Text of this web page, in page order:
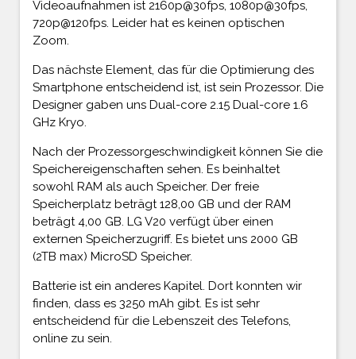
Videoaufnahmen ist 2160p@30fps, 1080p@30fps,
720p@120fps. Leider hat es keinen optischen
Zoom.
Das nächste Element, das für die Optimierung des
Smartphone entscheidend ist, ist sein Prozessor. Die
Designer gaben uns Dual-core 2.15 Dual-core 1.6
GHz Kryo.
Nach der Prozessorgeschwindigkeit können Sie die
Speichereigenschaften sehen. Es beinhaltet
sowohl RAM als auch Speicher. Der freie
Speicherplatz beträgt 128,00 GB und der RAM
beträgt 4,00 GB. LG V20 verfügt über einen
externen Speicherzugriff. Es bietet uns 2000 GB
(2TB max) MicroSD Speicher.
Batterie ist ein anderes Kapitel. Dort konnten wir
finden, dass es 3250 mAh gibt. Es ist sehr
entscheidend für die Lebenszeit des Telefons,
online zu sein.